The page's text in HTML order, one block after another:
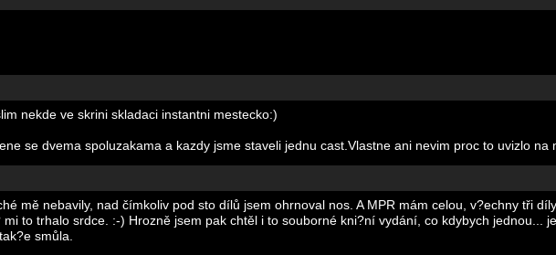
nekde ve skrini skladaci instantni mestecko:)
se dvema spoluzakama a kazdy jsme staveli jednu cast.Vlastne ani nevim proc to uvizlo na
mě nebavily, nad čímkoliv pod sto dílů jsem ohrnoval nos. A MPR mám celou, v?echny tři
to trhalo srdce. :-) Hrozně jsem pak chtěl i to souborné kni?ní vydání, co kdybych jednou...
smůla.